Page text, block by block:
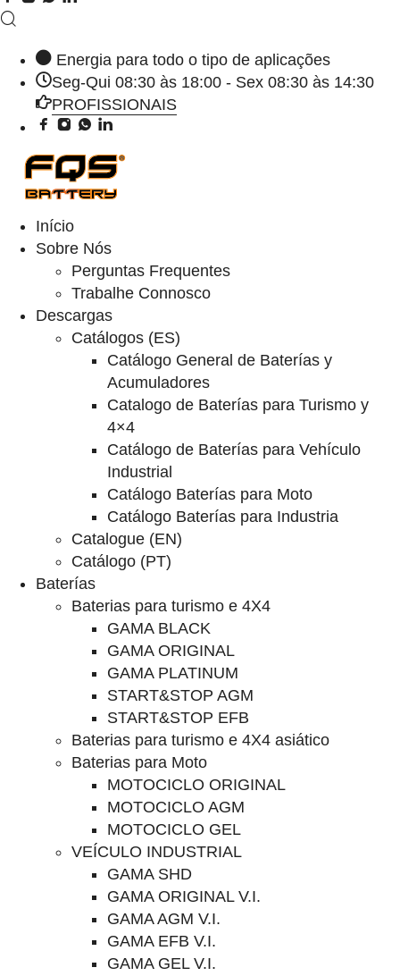
Energia para todo o tipo de aplicações
Seg-Qui 08:30 às 18:00 - Sex 08:30 às 14:30
PROFISSIONAIS
Início
Sobre Nós
Perguntas Frequentes
Trabalhe Connosco
Descargas
Catálogos (ES)
Catálogo General de Baterías y
Acumuladores
Catalogo de Baterías para Turismo y
4×4
Catálogo de Baterías para Vehículo
Industrial
Catálogo Baterías para Moto
Catálogo Baterías para Industria
Catalogue (EN)
Catálogo (PT)
Baterías
Baterias para turismo e 4X4
GAMA BLACK
GAMA ORIGINAL
GAMA PLATINUM
START&STOP AGM
START&STOP EFB
Baterias para turismo e 4X4 asiático
Baterias para Moto
MOTOCICLO ORIGINAL
MOTOCICLO AGM
MOTOCICLO GEL
VEÍCULO INDUSTRIAL
GAMA SHD
GAMA ORIGINAL V.I.
GAMA AGM V.I.
GAMA EFB V.I.
GAMA GEL V.I.